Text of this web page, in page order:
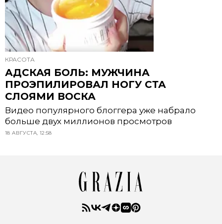
КРАСОТА
АДСКАЯ БОЛЬ: МУЖЧИНА
ПРОЭПИЛИРОВАЛ НОГУ СТА
СЛОЯМИ ВОСКА
Видео популярного блоггера уже набрало
больше двух миллионов просмотров
18 АВГУСТА, 12:58